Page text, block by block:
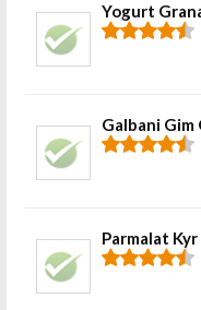
Yogurt
Galbani Gim
Parmalat